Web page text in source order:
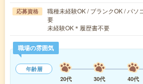
応募資格
職種未経験OK / ブランクOK / パソ
要
未経験OK＊履歴書不要
職場の雰囲気
年齢層
20代
30代 40代